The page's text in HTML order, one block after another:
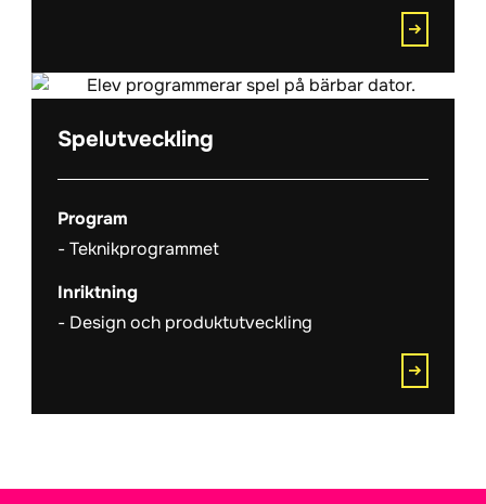
Spelutveckling
Program
Teknikprogrammet
Inriktning
Design och produktutveckling